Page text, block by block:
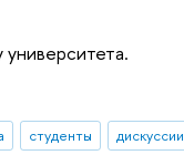
студенты дискуссии